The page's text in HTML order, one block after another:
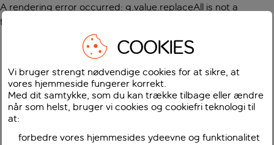
A rendering error occurred: g.value.replaceAll is not a
function
COOKIES
Vi bruger strengt nødvendige cookies for at sikre, at
vores hjemmeside fungerer korrekt.
Med dit samtykke, som du kan trække tilbage eller ændre
når som helst, bruger vi cookies og cookiefri teknologi til
at:
forbedre vores hjemmesides ydeevne og funktionalitet